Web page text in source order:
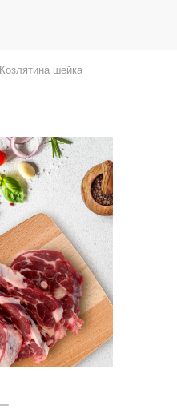
Козлятина шейка